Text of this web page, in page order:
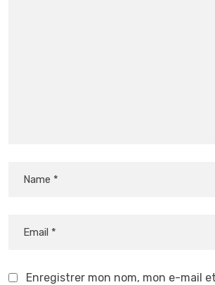
Enregistrer mon nom, mon e-mail